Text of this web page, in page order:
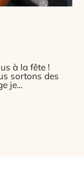
à la fête !
sortons des
je...